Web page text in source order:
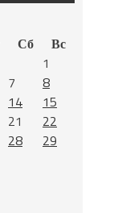
Сб
Вс
1
7
8
14
15
21
22
28
29